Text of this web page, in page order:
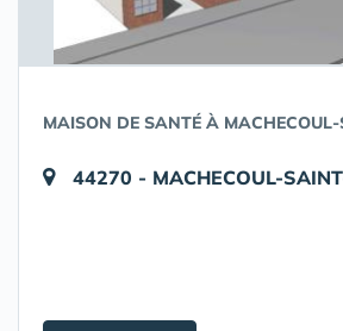
MAISON DE SANTÉ À
44270 - MACHECOUL-